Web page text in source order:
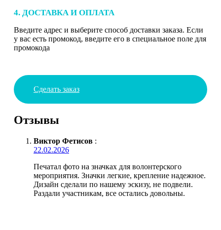
4. ДОСТАВКА И ОПЛАТА
Введите адрес и выберите способ доставки заказа. Если
у вас есть промокод, введите его в специальное поле для
промокода
Сделать заказ
Отзывы
Виктор Фетисов :
22.02.2026
Печатал фото на значках для волонтерского
мероприятия. Значки легкие, крепление надежное.
Дизайн сделали по нашему эскизу, не подвели.
Раздали участникам, все остались довольны.